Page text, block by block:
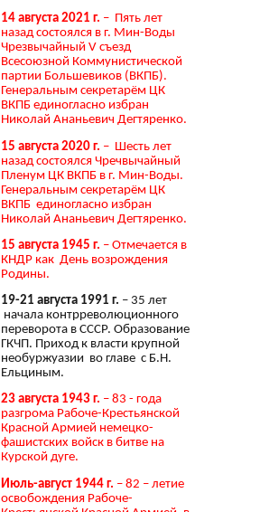
14 августа 2021 г. – Пять лет
назад состоялся в г. Мин-Воды
Чрезвычайный V съезд
Всесоюзной Коммунистической
партии Большевиков (ВКПБ).
Генеральным секретарём ЦК
ВКПБ единогласно избран
Николай Ананьевич Дегтяренко.
15 августа 2020 г. – Шесть лет
назад состоялся Чречвычайный
Пленум ЦК ВКПБ в г. Мин-Воды.
Генеральным секретарём ЦК
ВКПБ единогласно избран
Николай Ананьевич Дегтяренко.
15 августа 1945 г. – Отмечается в
КНДР как День возрождения
Родины.
19-21 августа 1991 г. – 35 лет
начала контрреволюционного
переворота в СССР. Образование
ГКЧП. Приход к власти крупной
необуржуазии во главе с Б.Н.
Ельциным.
23 августа 1943 г. – 83 - года
разгрома Рабоче-Крестьянской
Красной Армией немецко-
фашистских войск в битве на
Курской дуге.
Июль-август 1944 г. – 82 – летие
освобождения Рабоче-